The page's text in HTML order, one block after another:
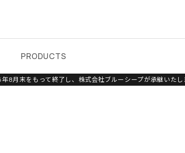
PRODUCTS
8月末をもって終了し、株式会社ブルーシープが承継いたし